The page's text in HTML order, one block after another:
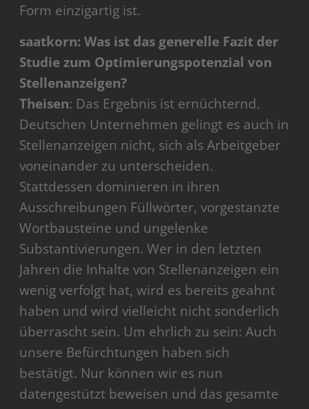
Form einzigartig ist.
saatkorn: Was ist das generelle Fazit der
Studie zum Optimierungspotenzial von
Stellenanzeigen?
Theisen: Das Ergebnis ist ernüchternd.
Deutschen Unternehmen gelingt es auch in
Stellenanzeigen nicht, sich als Arbeitgeber
voneinander zu unterscheiden.
Stattdessen dominieren in ihren
Ausschreibungen Füllwörter, vorgestanzte
Wortbausteine und ungelenke
Substantivierungen. Wer in den letzten
Jahren die Inhalte von Stellenanzeigen ein
wenig verfolgt hat, wird es bereits geahnt
haben und wird vielleicht nicht sonderlich
überrascht sein. Um ehrlich zu sein: Auch
unsere Befürchtungen haben sich
bestätigt. Nur können wir es nun
datengestützt beweisen und das gesamte